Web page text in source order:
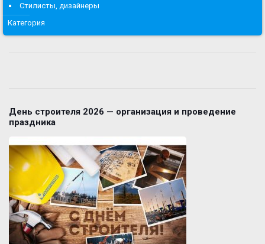
Стилисты, дизайнеры
Категория
День строителя 2026 — организация и проведение
праздника